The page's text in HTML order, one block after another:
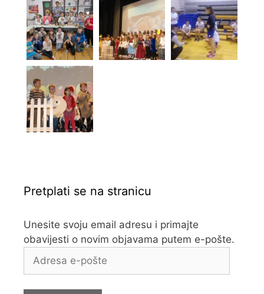
Pretplati se na stranicu
Unesite svoju email adresu i primajte
obavijesti o novim objavama putem e-pošte.
e-